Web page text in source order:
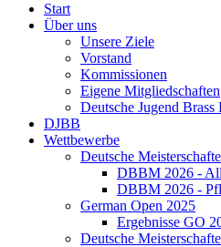
Start
Über uns
Unsere Ziele
Vorstand
Kommissionen
Eigene Mitgliedschaften
Deutsche Jugend Brass
DJBB
Wettbewerbe
Deutsche
DBBM 2026 -
DBBM 2026 -
German Open 2025
Ergebnisse GO
Deutsche